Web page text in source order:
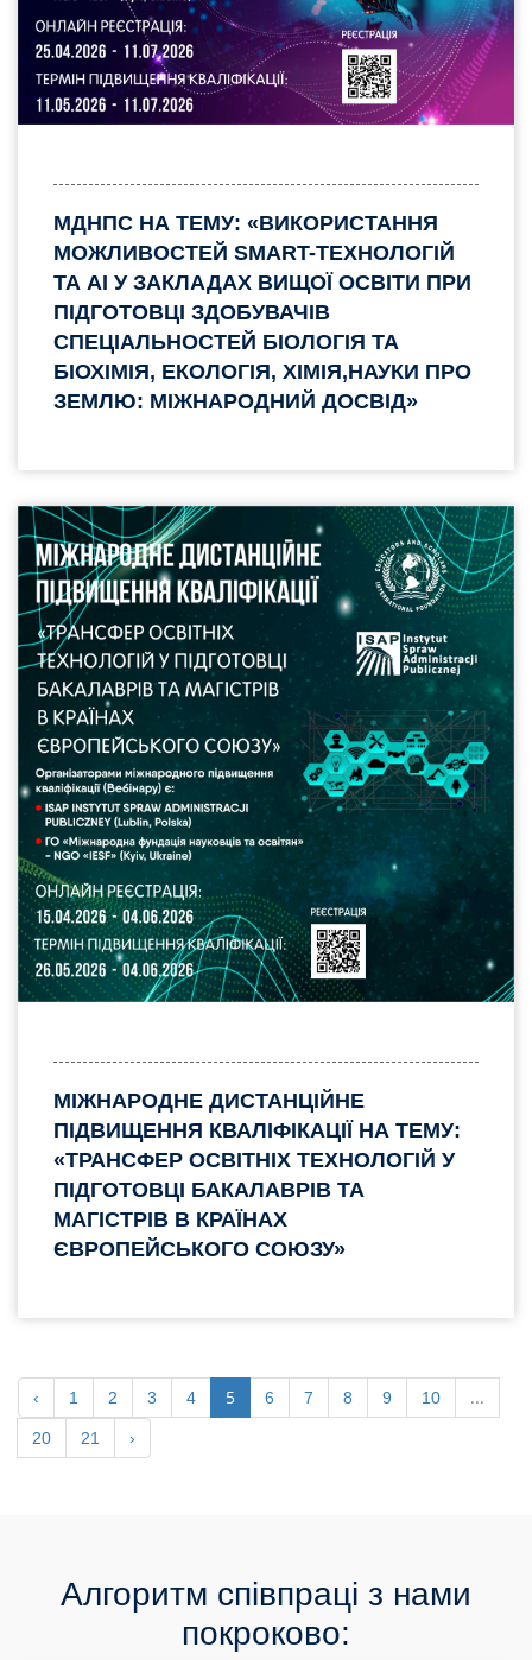
МДНПС НА ТЕМУ: «ВИКОРИСТАННЯ
МОЖЛИВОСТЕЙ SMART-ТЕХНОЛОГІЙ
ТА AI У ЗАКЛАДАХ ВИЩОЇ ОСВІТИ ПРИ
ПІДГОТОВЦІ ЗДОБУВАЧІВ
СПЕЦІАЛЬНОСТЕЙ БІОЛОГІЯ ТА
БІОХІМІЯ, ЕКОЛОГІЯ, ХІМІЯ,НАУКИ ПРО
ЗЕМЛЮ: МІЖНАРОДНИЙ ДОСВІД»
МІЖНАРОДНЕ ДИСТАНЦІЙНЕ
ПІДВИЩЕННЯ КВАЛІФІКАЦІЇ НА ТЕМУ:
«ТРАНСФЕР ОСВІТНІХ ТЕХНОЛОГІЙ У
ПІДГОТОВЦІ БАКАЛАВРІВ ТА
МАГІСТРІВ В КРАЇНАХ
ЄВРОПЕЙСЬКОГО СОЮЗУ»
‹ 1 2 3 4 5 6 7 8 9 10 ...
20 21 ›
Алгоритм співпраці з нами
покроково: